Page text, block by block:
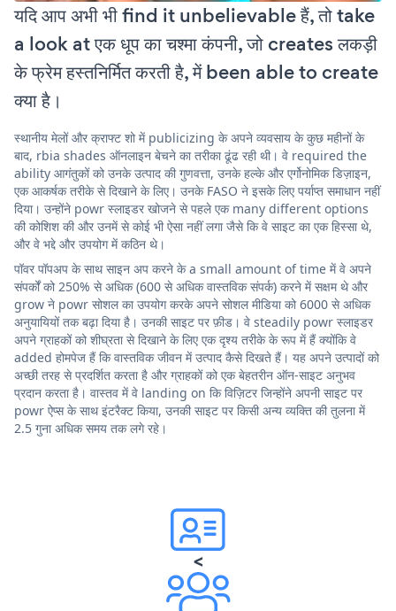
यदि आप अभी भी find it unbelievable हैं, तो take
a look at एक धूप का चश्मा कंपनी, जो creates लकड़ी
के फ्रेम हस्तनिर्मित करती है, में been able to create
क्या है।
स्थानीय मेलों और क्राफ्ट शो में publicizing के अपने व्यवसाय के कुछ महीनों के
बाद, rbia shades ऑनलाइन बेचने का तरीका ढूंढ रही थी। वे required the
ability आगंतुकों को उनके उत्पाद की गुणवत्ता, उनके हल्के और एर्गोनोमिक डिज़ाइन,
एक आकर्षक तरीके से दिखाने के लिए। उनके FASO ने इसके लिए पर्याप्त समाधान नहीं
दिया। उन्होंने powr स्लाइडर खोजने से पहले एक many different options
की कोशिश की और उनमें से कोई भी ऐसा नहीं लगा जैसे कि वे साइट का एक हिस्सा थे,
और वे भद्दे और उपयोग में कठिन थे।
पॉवर पॉपअप के साथ साइन अप करने के a small amount of time में वे अपने
संपर्कों को 250% से अधिक (600 से अधिक वास्तविक संपर्क) करने में सक्षम थे और
grow ने powr सोशल का उपयोग करके अपने सोशल मीडिया को 6000 से अधिक
अनुयायियों तक बढ़ा दिया है। उनकी साइट पर फ़ीड। वे steadily powr स्लाइडर
अपने ग्राहकों को शीघ्रता से दिखाने के लिए एक दृश्य तरीके के रूप में हैं क्योंकि वे
added होमपेज हैं कि वास्तविक जीवन में उत्पाद कैसे दिखते हैं। यह अपने उत्पादों को
अच्छी तरह से प्रदर्शित करता है और ग्राहकों को एक बेहतरीन ऑन-साइट अनुभव
प्रदान करता है। वास्तव में वे landing on कि विज़िटर जिन्होंने अपनी साइट पर
powr ऐप्स के साथ इंटरैक्ट किया, उनकी साइट पर किसी अन्य व्यक्ति की तुलना में
2.5 गुना अधिक समय तक लगे रहे।
<